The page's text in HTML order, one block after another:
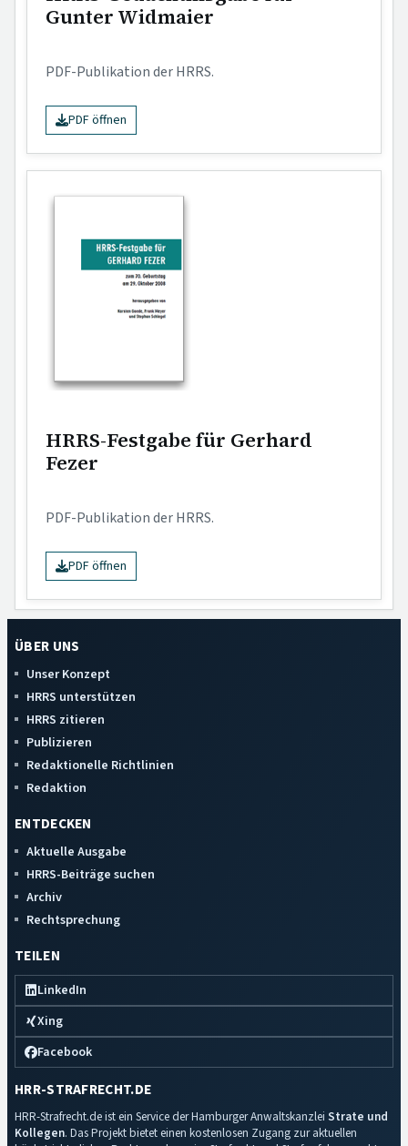
Gunter Widmaier
PDF-Publikation der HRRS.
PDF öffnen
HRRS-Festgabe für Gerhard
Fezer
PDF-Publikation der HRRS.
PDF öffnen
ÜBER UNS
Unser Konzept
HRRS unterstützen
HRRS zitieren
Publizieren
Redaktionelle Richtlinien
Redaktion
ENTDECKEN
Aktuelle Ausgabe
HRRS-Beiträge suchen
Archiv
Rechtsprechung
TEILEN
LinkedIn
Xing
Facebook
HRR-STRAFRECHT.DE
HRR-Strafrecht.de ist ein Service der Hamburger Anwaltskanzlei Strate und
Kollegen. Das Projekt bietet einen kostenlosen Zugang zur aktuellen